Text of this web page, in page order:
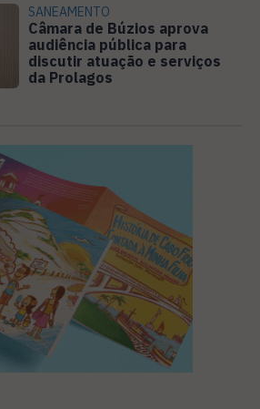
SANEAMENTO
Câmara de Búzios aprova
audiência pública para
discutir atuação e serviços
da Prolagos